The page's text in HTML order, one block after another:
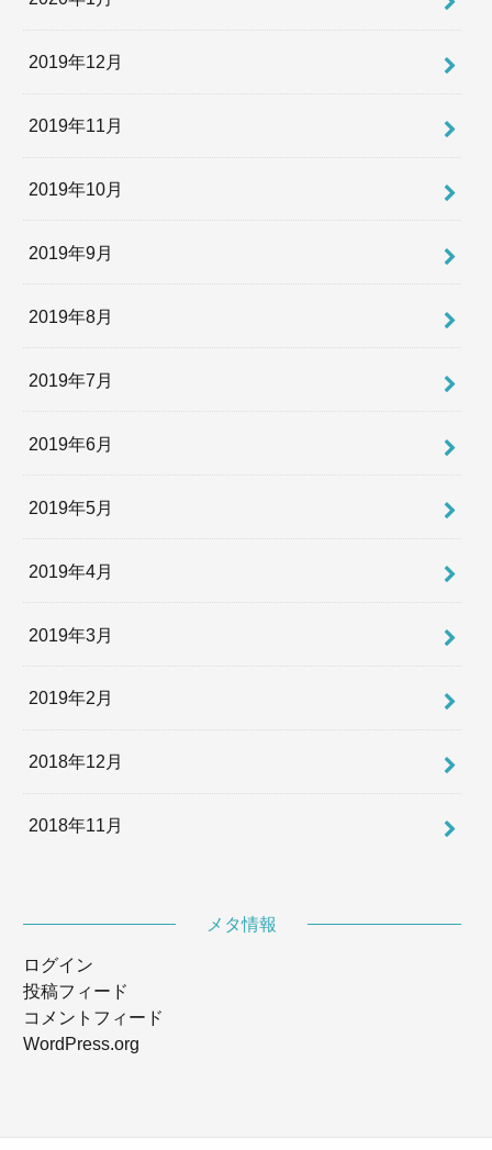
2019年12月
2019年11月
2019年10月
2019年9月
2019年8月
2019年7月
2019年6月
2019年5月
2019年4月
2019年3月
2019年2月
2018年12月
2018年11月
メタ情報
ログイン
投稿フィード
コメントフィード
WordPress.org